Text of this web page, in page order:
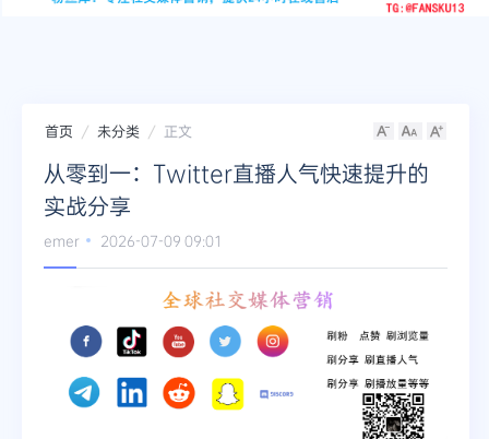
YouTube
Twitter
首页 未分类 正文
从零到一：Twitter直播人气快速提升的
实战分享
emer 2026-07-09 09:01